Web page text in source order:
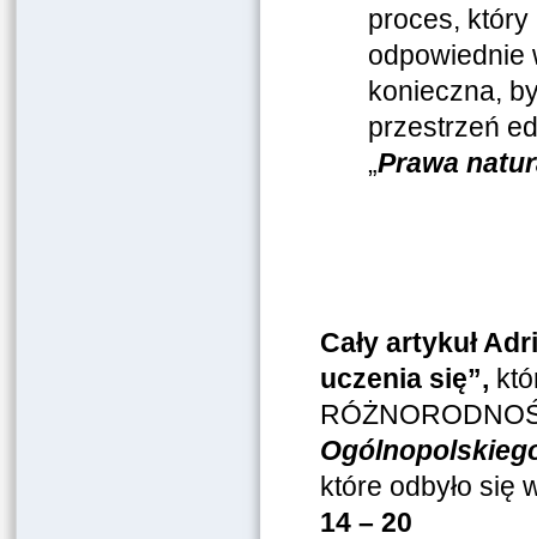
proces,
odpowiednie
konieczna,
przestrzeń
„Prawa
Cały artykuł
uczenia się”,
które odbyło się
14 – 20